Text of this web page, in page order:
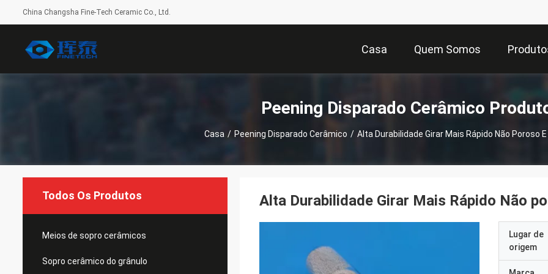
China Changsha Fine-Tech Ceramic Co., Ltd.
Casa Quem Somos
Peening Disparado Cerâmico
Casa / Peening Disparado Cerâmico / Alta Durabilidade Girar Mais Rápido Não Poroso
Todos Os Produtos
Meios de sopro cerâmicos
Sopro cerâmico do grânulo
Alta Durabilidade Girar Mais Rápido Não
Lugar de
origem